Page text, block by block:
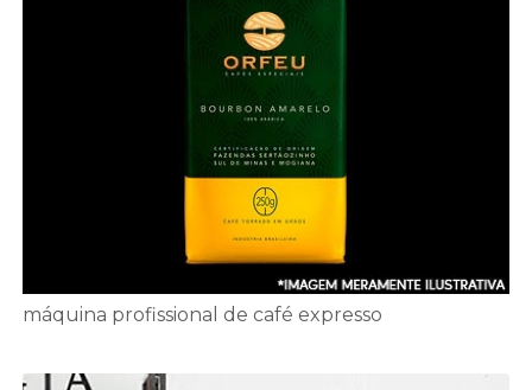
máquina profissional de café expresso